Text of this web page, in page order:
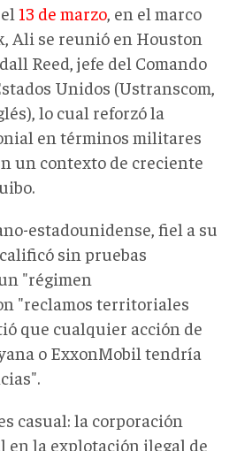
13 de marzo , en el marco
Ali se reunió en Houston
Reed, jefe del Comando
Unidos (Ustranscom,
), lo cual reforzó la
en términos militares
un contexto de creciente
estadounidense, fiel a su
sin pruebas
"régimen
"reclamos territoriales
que cualquier acción de
o ExxonMobil tendría
casual: la corporación
en la explotación ilegal de